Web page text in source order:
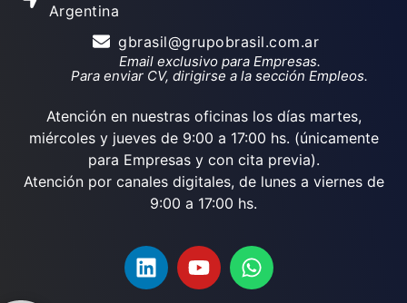
Argentina
gbrasil@grupobrasil.com.ar
Email exclusivo para Empresas.
Para enviar CV, dirigirse a la sección Empleos.
Atención en nuestras oficinas los días martes,
miércoles y jueves de 9:00 a 17:00 hs. (únicamente
para Empresas y con cita previa).
Atención por canales digitales, de lunes a viernes de
9:00 a 17:00 hs.